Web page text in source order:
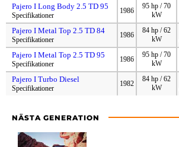
Pajero I Long Body 2.5 TD 95
Specifikationer
1986
95 hp / 70
kW
Pajero I Metal Top 2.5 TD 84
Specifikationer
1986
84 hp / 62
kW
Pajero I Metal Top 2.5 TD 95
Specifikationer
1986
95 hp / 70
kW
Pajero I Turbo Diesel
Specifikationer
1982
84 hp / 62
kW
NÄSTA GENERATION